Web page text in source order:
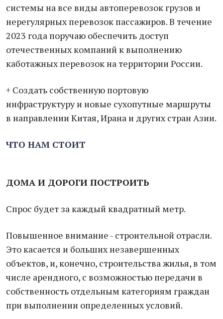
системы на все виды автоперевозок грузов и
нерегулярных перевозок пассажиров. В течение
2023 года поручаю обеспечить доступ
отечественных компаний к выполнению
каботажных перевозок на территории России.
+ Создать собственную портовую
инфраструктуру и новые сухопутные маршруты
в направлении Китая, Ирана и других стран Азии.
ЧТО НАМ СТОИТ
ДОМА И ДОРОГИ ПОСТРОИТЬ
Спрос будет за каждый квадратный метр.
Повышенное внимание - строительной отрасли.
Это касается и больших незавершенных
объектов, и, конечно, строительства жилья, в том
числе арендного, с возможностью передачи в
собственность отдельным категориям граждан
при выполнении определенных условий.